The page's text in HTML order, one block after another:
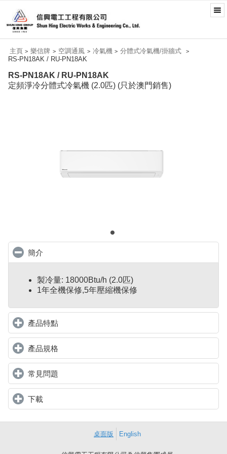
主頁 > 樂信牌 > 空調通風 > 冷氣機 > 分體式冷氣機/掛牆式 >
RS-PN18AK / RU-PN18AK
RS-PN18AK / RU-PN18AK
定頻淨冷分體式冷氣機 (2.0匹) (只於澳門銷售)
簡介
製冷量: 18000Btu/h (2.0匹)
1年全機保修,5年壓縮機保修
產品特點click to expand contents
產品規格
常見問題
下載click to expand contents
桌面版 English